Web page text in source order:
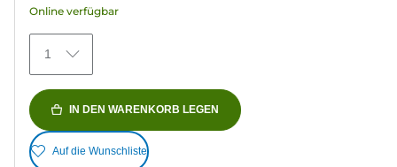
73
Bewertungen
Online verfügbar
1
IN DEN WARENKORB LEGEN
Auf die Wunschliste